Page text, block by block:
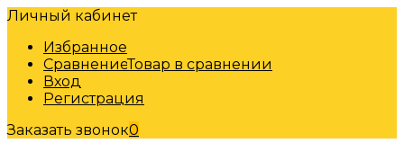
Личный кабинет
Избранное
СравнениеТовар в сравнении
Вход
Регистрация
Заказать звонок0